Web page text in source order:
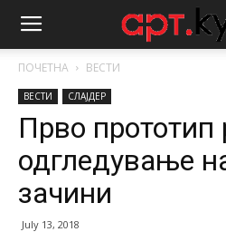
ПОЧЕТНА ВЕСТИ
ВЕСТИ СЛАЈДЕР
Прво
одгледување
зачини
July 13, 2018